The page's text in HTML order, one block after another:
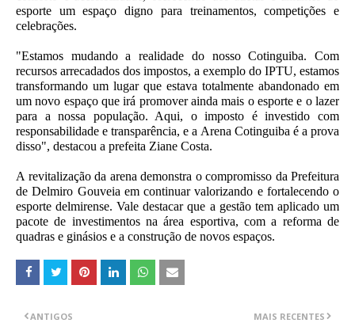
esporte um espaço digno para treinamentos, competições e
celebrações.
"Estamos mudando a realidade do nosso Cotinguiba. Com
recursos arrecadados dos impostos, a exemplo do IPTU, estamos
transformando um lugar que estava totalmente abandonado em
um novo espaço que irá promover ainda mais o esporte e o lazer
para a nossa população. Aqui, o imposto é investido com
responsabilidade e transparência, e a Arena Cotinguiba é a prova
disso", destacou a prefeita Ziane Costa.
A revitalização da arena demonstra o compromisso da Prefeitura
de Delmiro Gouveia em continuar valorizando e fortalecendo o
esporte delmirense. Vale destacar que a gestão tem aplicado um
pacote de investimentos na área esportiva, com a reforma de
quadras e ginásios e a construção de novos espaços.
MAIS RECENTES
ANTIGOS